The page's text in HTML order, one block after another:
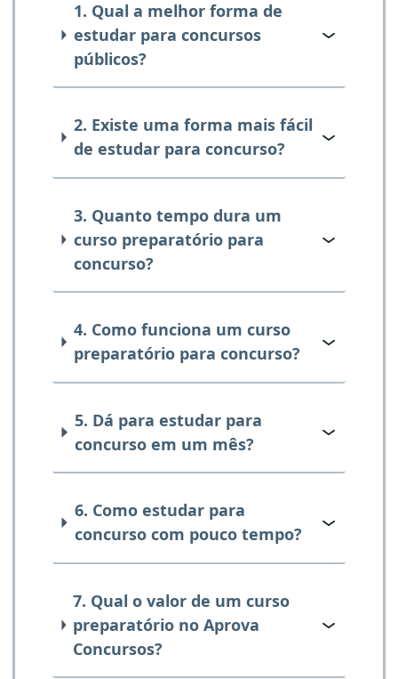
1. Qual a melhor forma de
estudar para concursos
públicos?
2. Existe uma forma mais fácil
de estudar para concurso?
3. Quanto tempo dura um
curso preparatório para
concurso?
4. Como funciona um curso
preparatório para concurso?
5. Dá para estudar para
concurso em um mês?
6. Como estudar para
concurso com pouco tempo?
7. Qual o valor de um curso
preparatório no Aprova
Concursos?